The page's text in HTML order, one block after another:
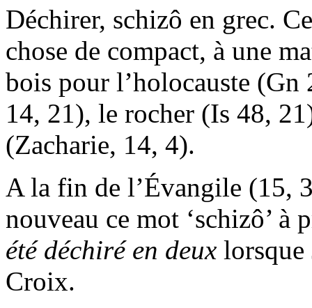
Déchirer, schizô en grec.
chose de compact, à une
bois pour l’holocauste (Gn
14, 21), le rocher (Is 48,
(Zacharie, 14, 4).
A la fin de l’Évangile (15,
nouveau ce mot ‘schizô’
été déchiré en deux lorsque
Croix.